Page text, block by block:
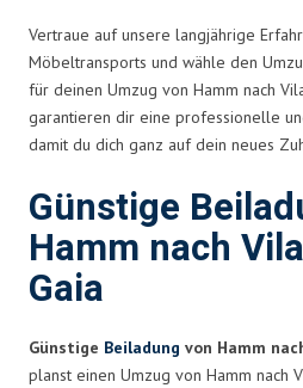
Vertraue auf unsere langjährige
Möbeltransports und wähle den
für deinen Umzug von Hamm nach
garantieren dir eine professionelle
damit du dich ganz auf dein neues
Günstige
Hamm nach
Gaia
Günstige Beiladung von Hamm
planst einen Umzug von Hamm nach